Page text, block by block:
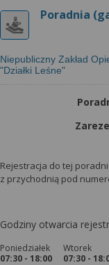
Poradnia
Niepubliczny Zakład
"Działki Leśne"
Rejestracja do tej
z przychodnią pod
Godziny otwarcia
Poniedziałek
07:30 - 18:00
Wtorek
07:30 -